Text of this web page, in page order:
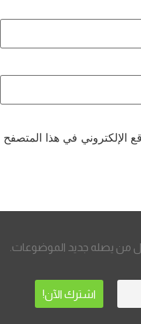
الإلكتروني في هذا المتصفح
من يصله جديد الموضوعات.